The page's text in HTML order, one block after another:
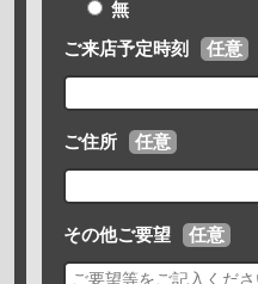
無
ご来店予定時刻 任意
ご住所 任意
その他ご要望 任意